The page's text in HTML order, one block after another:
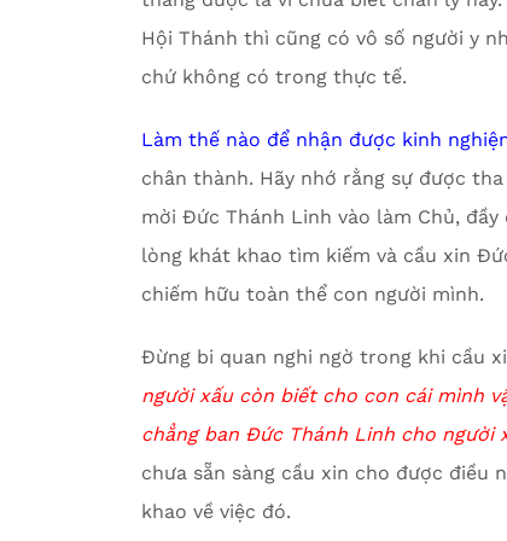
Hội Thánh thì cũng có vô số người y
chứ không có trong thực tế.
Làm thế nào để nhận được kinh
chân thành. Hãy nhớ rằng sự được
mời Đức Thánh Linh vào làm Chủ,
lòng khát khao tìm kiếm và cầu xin
chiếm hữu toàn thể con người mình.
Đừng bi quan nghi ngờ trong khi cầu
người xấu còn biết cho con cái mình
chẳng ban Đức Thánh Linh cho người
chưa sẵn sàng cầu xin cho được điều
khao về việc đó.